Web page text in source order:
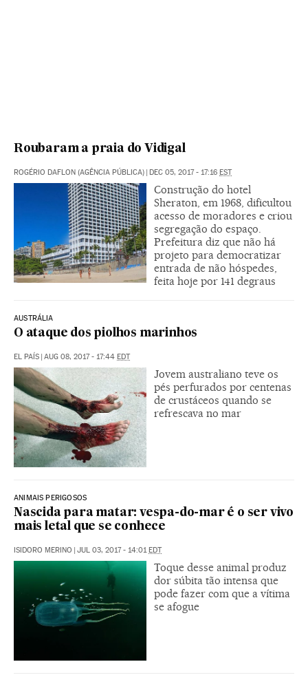
Roubaram a praia do Vidigal
ROGÉRIO DAFLON (AGÊNCIA PÚBLICA) | DEC 05, 2017 - 17:16 EST
Construção do hotel
Sheraton, em 1968, dificultou
acesso de moradores e criou
segregação do espaço.
Prefeitura diz que não há
projeto para democratizar
entrada de não hóspedes,
feita hoje por 141 degraus
AUSTRÁLIA
O ataque dos piolhos marinhos
EL PAÍS | AUG 08, 2017 - 17:44 EDT
Jovem australiano teve os
pés perfurados por centenas
de crustáceos quando se
refrescava no mar
ANIMAIS PERIGOSOS
Nascida para matar: vespa-do-mar é o ser vivo
mais letal que se conhece
ISIDORO MERINO | JUL 03, 2017 - 14:01EDT
Toque desse animal produz
dor súbita tão intensa que
pode fazer com que a vítima
se afogue